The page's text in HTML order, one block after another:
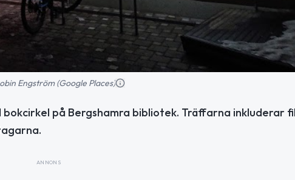
Engström (Google Places)
på Bergshamra bibliotek. Träffarna inkluderar
ANNONS